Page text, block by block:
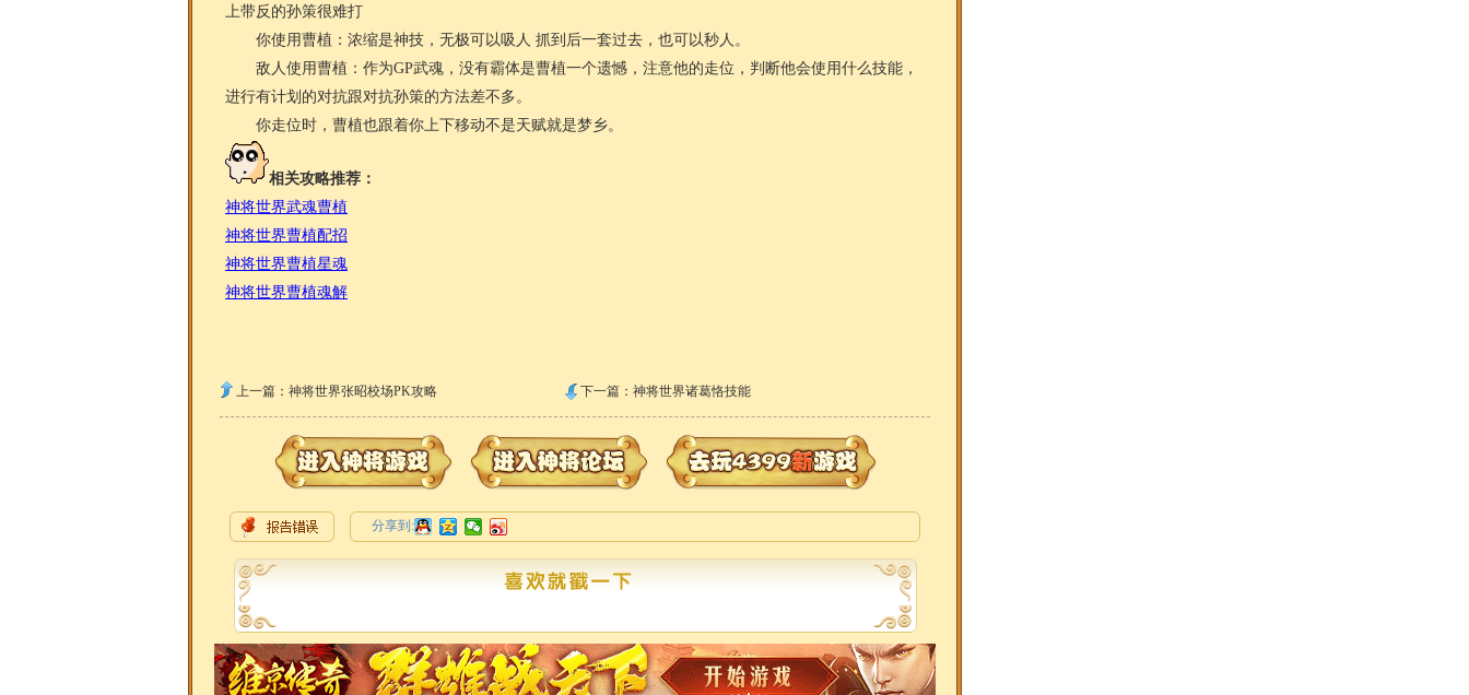
上带反的孙策很难打
你使用曹植：浓缩是神技，无极可以吸人 抓到后一套过去，也可以秒人。
敌人使用曹植：作为GP武魂，没有霸体是曹植一个遗憾，注意他的走位，判断他会使用什么技能，
进行有计划的对抗跟对抗孙策的方法差不多。
你走位时，曹植也跟着你上下移动不是天赋就是梦乡。
相关攻略推荐：
神将世界武魂曹植
神将世界曹植配招
神将世界曹植星魂
神将世界曹植魂解
上一篇： 神将世界张昭校场PK攻略 下一篇： 神将世界诸葛恪技能
分享到:
共0条评论，有0人参与，点击查看